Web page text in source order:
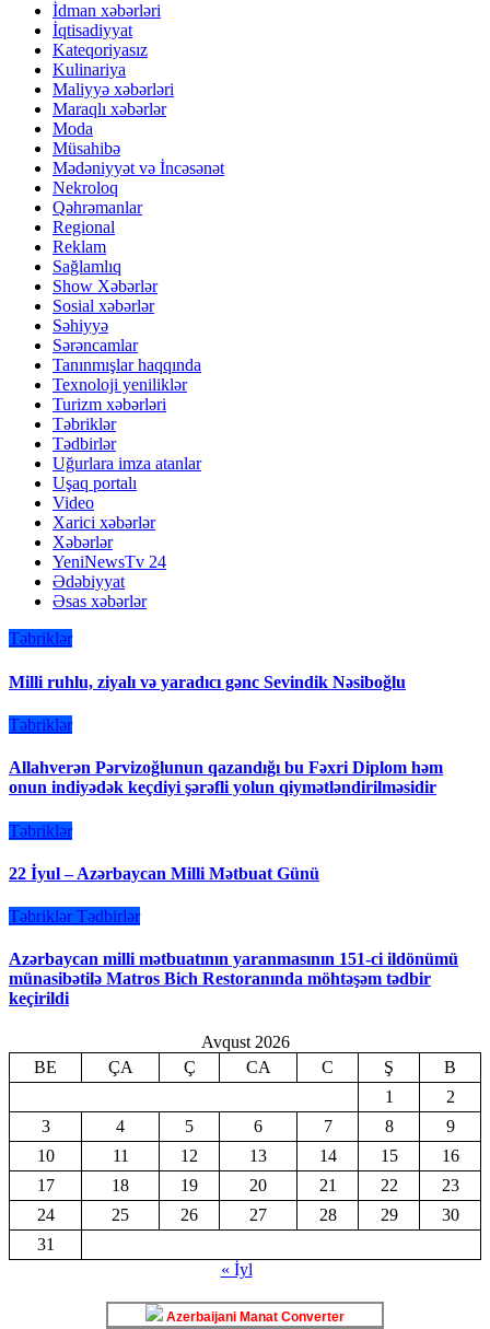
İdman xəbərləri
İqtisadiyyat
Kateqoriyasız
Kulinariya
Maliyyə xəbərləri
Maraqlı xəbərlər
Moda
Müsahibə
Mədəniyyət və İncəsənət
Nekroloq
Qəhrəmanlar
Regional
Reklam
Sağlamlıq
Show Xəbərlər
Sosial xəbərlər
Səhiyyə
Sərəncamlar
Tanınmışlar haqqında
Texnoloji yeniliklər
Turizm xəbərləri
Təbriklər
Tədbirlər
Uğurlara imza atanlar
Uşaq portalı
Video
Xarici xəbərlər
Xəbərlər
YeniNewsTv 24
Ədəbiyyat
Əsas xəbərlər
Təbriklər
Milli ruhlu, ziyalı və yaradıcı gənc Sevindik Nəsiboğlu
Təbriklər
Allahverən Pərvizoğlunun qazandığı bu Fəxri Diplom həm
onun indiyədək keçdiyi şərəfli yolun qiymətləndirilməsidir
Təbriklər
22 İyul – Azərbaycan Milli Mətbuat Günü
Təbriklər Tədbirlər
Azərbaycan milli mətbuatının yaranmasının 151-ci ildönümü
münasibətilə Matros Bich Restoranında möhtəşəm tədbir
keçirildi
Avqust 2026
BE
ÇA Ç CA C Ş
B
1
2
3
4 5 6 7 8
9
10
11 12 13 14 15
16
17
18 19 20 21 22
23
24
25 26 27 28 29
30
31
« İyl
Azerbaijani Manat Converter